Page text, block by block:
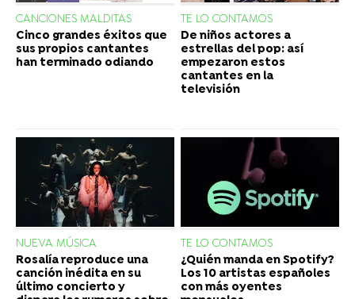
CANCIONES MALDITAS
Cinco grandes éxitos que
sus propios cantantes
han terminado odiando
TE LO CONTAMOS
De niños actores a
estrellas del pop: así
empezaron estos
cantantes en la
televisión
NUEVA MÚSICA
Rosalía reproduce una
canción inédita en su
último concierto y
TE LO CONTAMOS
¿Quién manda en Spotify?
Los 10 artistas españoles
con más oyentes